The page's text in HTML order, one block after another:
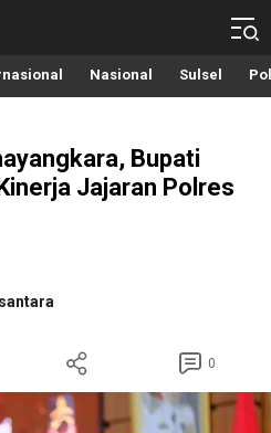
Ini, Jalurinfo.com
Nasional Sulsel
Bupati
Jajaran Polres
0